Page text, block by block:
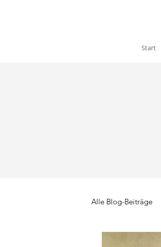
Start
Alle Blog-Beiträge